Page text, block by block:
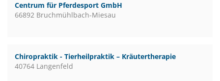
Centrum für Pferdesport GmbH
66892 Bruchmühlbach-Miesau
Chiropraktik - Tierheilpraktik – Kräutertherapie
40764 Langenfeld